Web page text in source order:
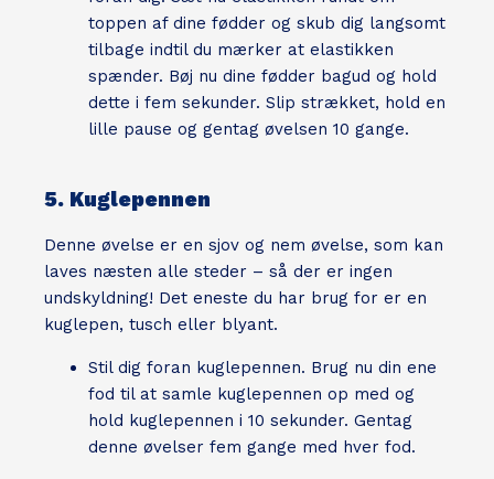
toppen af dine fødder og skub dig langsomt
tilbage indtil du mærker at elastikken
spænder. Bøj nu dine fødder bagud og hold
dette i fem sekunder. Slip strækket, hold en
lille pause og gentag øvelsen 10 gange.
5. Kuglepennen
Denne øvelse er en sjov og nem øvelse, som kan
laves næsten alle steder – så der er ingen
undskyldning! Det eneste du har brug for er en
kuglepen, tusch eller blyant.
Stil dig foran kuglepennen. Brug nu din ene
fod til at samle kuglepennen op med og
hold kuglepennen i 10 sekunder. Gentag
denne øvelser fem gange med hver fod.